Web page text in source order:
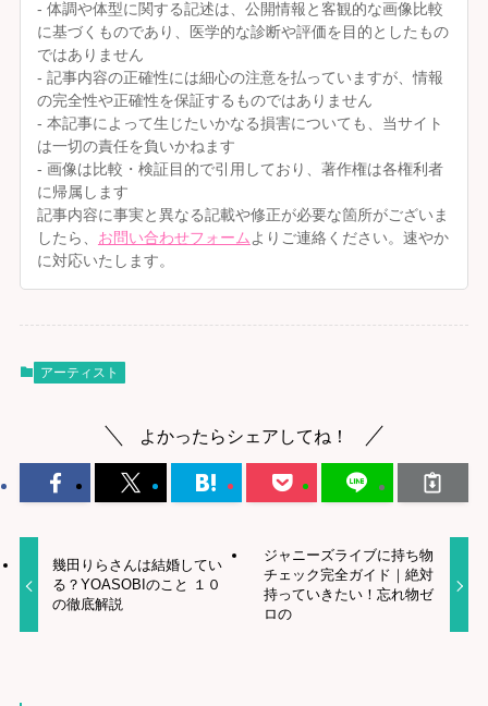
- 体調や体型に関する記述は、公開情報と客観的な画像比較
に基づくものであり、医学的な診断や評価を目的としたもの
ではありません
- 記事内容の正確性には細心の注意を払っていますが、情報
の完全性や正確性を保証するものではありません
- 本記事によって生じたいかなる損害についても、当サイト
は一切の責任を負いかねます
- 画像は比較・検証目的で引用しており、著作権は各権利者
に帰属します
記事内容に事実と異なる記載や修正が必要な箇所がございま
したら、 お問い合わせフォーム よりご連絡ください。速やか
に対応いたします。
アーティスト
よかったらシェアしてね！
幾田りらさんは結婚してい
る？YOASOBIのこと １０
の徹底解説
ジャニーズライブに持ち物
チェック完全ガイド｜絶対
持っていきたい！忘れ物ゼ
ロの